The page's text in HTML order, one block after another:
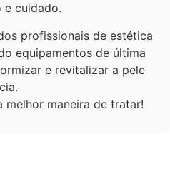
e cuidado.
profissionais de estética
equipamentos de última
e revitalizar a pele
melhor maneira de tratar!